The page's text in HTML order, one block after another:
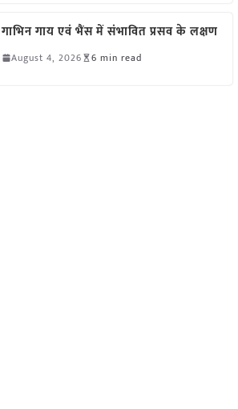
गाभिन गाय एवं भैंस में संभावित प्रसव के लक्षण
August 4, 2026 6 min read